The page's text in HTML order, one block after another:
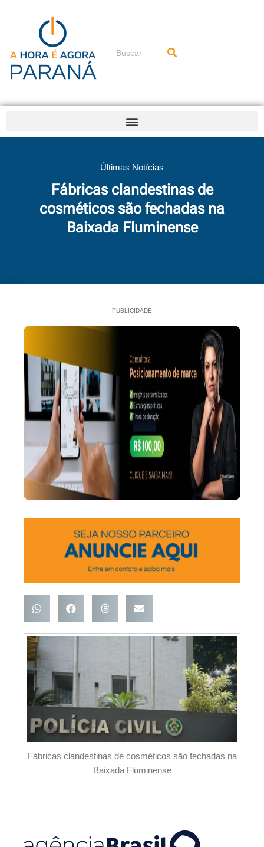
conteúdo
Pesquisar
Últimas Notícias
Fábricas clandestinas de
cosméticos são fechadas na
Baixada Fluminense
PUBLICIDADE
Fábricas clandestinas de cosméticos são fechadas na
Baixada Fluminense